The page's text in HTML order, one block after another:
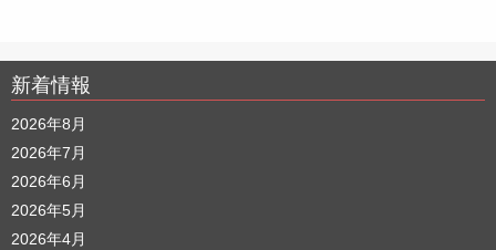
新着情報
2026年8月
2026年7月
2026年6月
2026年5月
2026年4月